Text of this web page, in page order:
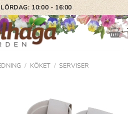
10:00 - 16:00
/ KÖKET / SERVISER